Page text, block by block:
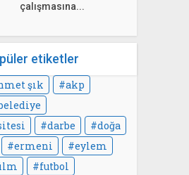
çalışmasına...
etiketler
şık
akp
darbe
doğa
ermeni
eylem
futbol